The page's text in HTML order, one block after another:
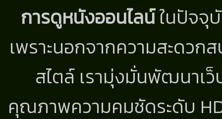
การดูหนังออนไลน์ในปัจจุ
เพราะนอกจากความสะดว
สไตล์ เรามุ่งมั่นพัฒนาเ
คุณภาพความคมชัดระดับ